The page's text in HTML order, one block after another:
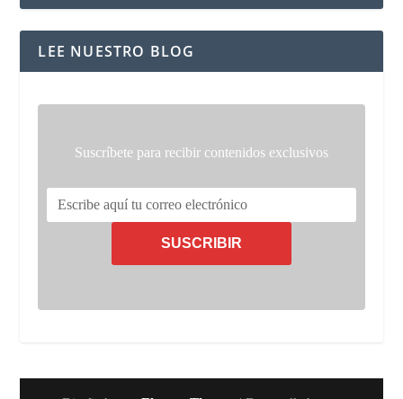
LEE NUESTRO BLOG
Suscríbete para recibir contenidos exclusivos